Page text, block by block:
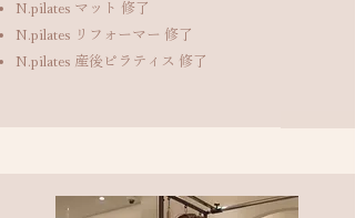
N.pilates マット 修了
N.pilates リフォーマー 修了
N.pilates 産後ピラティス 修了